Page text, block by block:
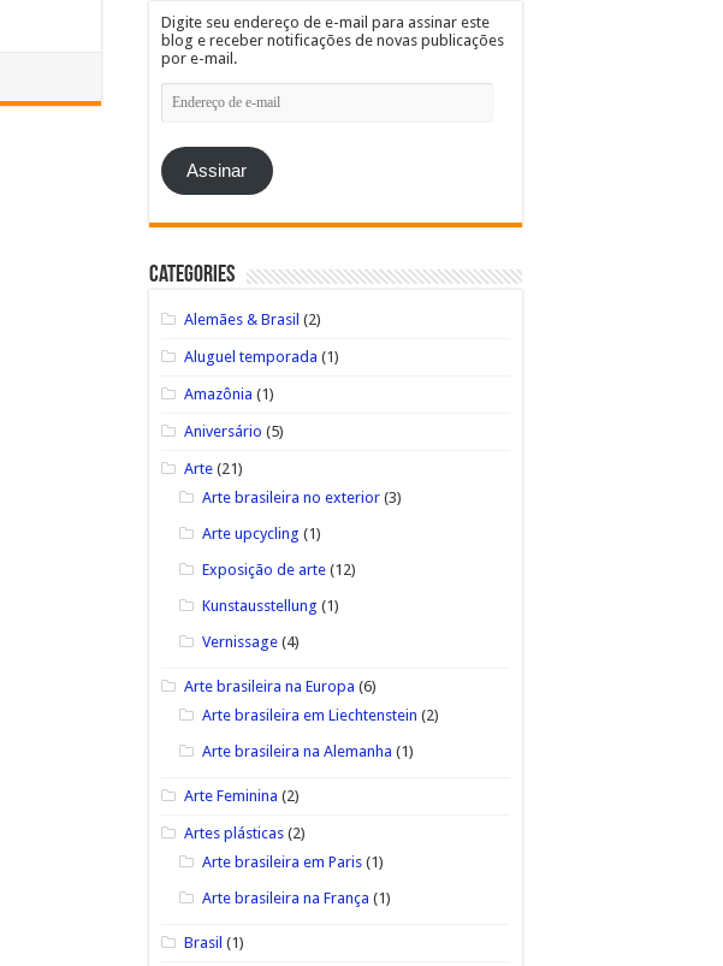
Digite seu endereço de e-mail para assinar este
blog e receber notificações de novas publicações
por e-mail.
Endereço
de
mail
Assinar
Categories
Alemães & Brasil (2)
Aluguel temporada (1)
Amazônia (1)
Aniversário (5)
Arte(21)
Arte brasileira no exterior(3)
Arte upcycling (1)
Exposição de arte(12)
Kunstausstellung (1)
Vernissage(4)
Arte brasileira na Europa (6)
Arte brasileira em Liechtenstein (2)
Arte brasileira na Alemanha (1)
Arte Feminina (2)
Artes plásticas(2)
Arte brasileira em Paris(1)
Arte brasileira na França (1)
Brasil (1)